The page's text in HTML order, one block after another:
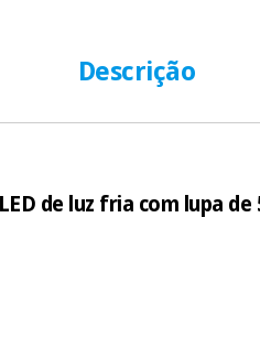
Muito
Os seus
incomodaremos
Descrição
de luz fria com lupa de